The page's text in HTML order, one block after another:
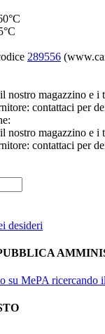
289556
nostro magazzino e i
contattaci per
nostro magazzino e i
contattaci per
desideri
su MePA ricercando